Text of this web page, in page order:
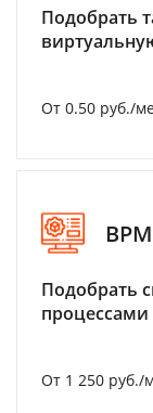
Подобрать
От 0.50 руб./
BPM
Подобрать
процессами
От 1 250 руб./